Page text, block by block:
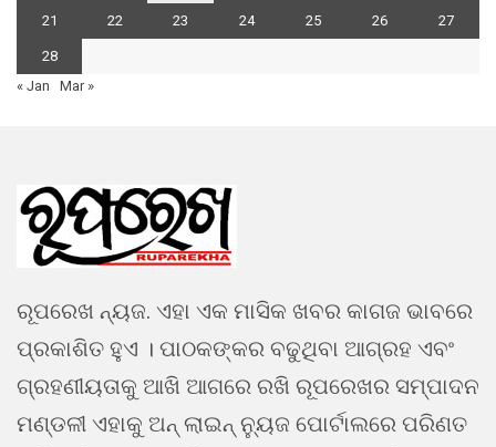
21 22 23 24 25 26 27
28
« Jan
Mar »
ରୂପରେଖ ନ୍ୟଜ. ଏହା ଏକ ମାସିକ ଖବର କାଗଜ ଭାବରେ
ପ୍ରକାଶିତ ହୁଏ । ପାଠକଙ୍କର ବଢୁଥିବା ଆଗ୍ରହ ଏବଂ
ଗ୍ରହଣୀୟତାକୁ ଆଖି ଆଗରେ ରଖି ରୂପରେଖର ସମ୍ପାଦନ
ମଣ୍ଡଳୀ ଏହାକୁ ଅନ୍ ଲାଇନ୍ ନ୍ୟୁଜ ପୋର୍ଟାଲରେ ପରିଣତ